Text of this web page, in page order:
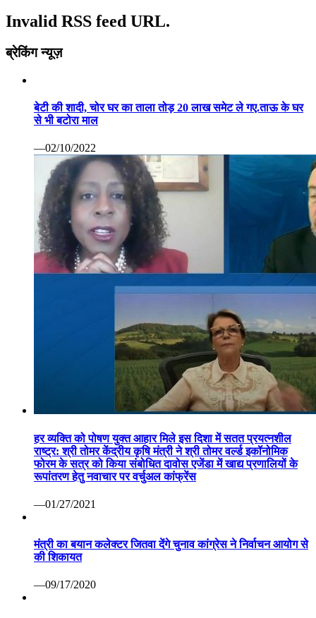
Invalid RSS feed URL.
ब्रेकिंग न्यूज़
बेटी की शादी, चोर घर का ताला तोड़ 20 लाख समेट ले गए.ताऊ के घर
से भी बटोरा माल
—02/10/2022
हर व्यक्ति को पोषण युक्त आहार मिले इस दिशा में सतत प्रयत्नशील
राष्ट्र: श्री तोमर केंद्रीय कृषि मंत्री ने श्री तोमर वर्ल्ड इकॉनोमिक
फोरम के सत्र को किया संबोधित दावोस एजेंडा में खाद्य प्रणालियों के
रूपांतरण हेतु नवाचार पर वर्चुअल कांफ्रेंस
—01/27/2021
मंत्री का बयान कलेक्टर जितवा देंगे चुनाव कांग्रेस ने निर्वाचन आयोग से
की शिकायत
—09/17/2020